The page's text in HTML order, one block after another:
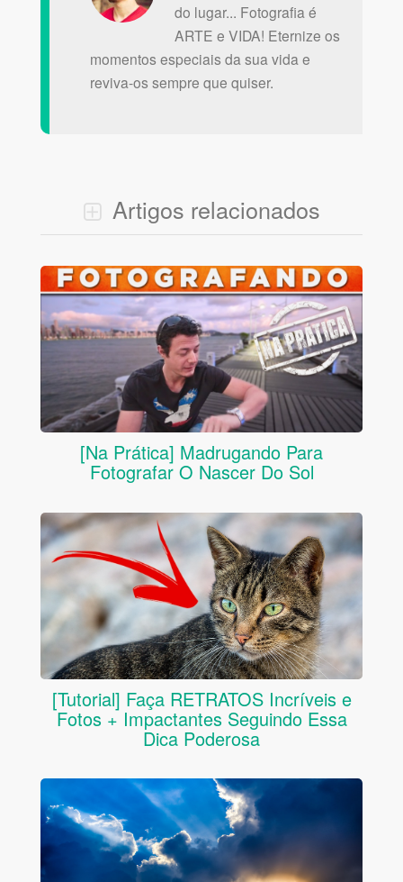
do lugar... Fotografia é
ARTE e VIDA! Eternize os
momentos especiais da sua vida e
reviva-os sempre que quiser.
Artigos relacionados
[Na Prática] Madrugando Para
Fotografar O Nascer Do Sol
[Tutorial] Faça RETRATOS Incríveis e
Fotos + Impactantes Seguindo Essa
Dica Poderosa